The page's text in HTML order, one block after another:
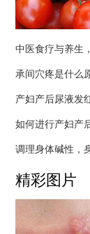
中医食疗与养生
承间穴疼是什么
产妇产后尿液发
如何进行产妇产
调理身体碱性，
精彩图片